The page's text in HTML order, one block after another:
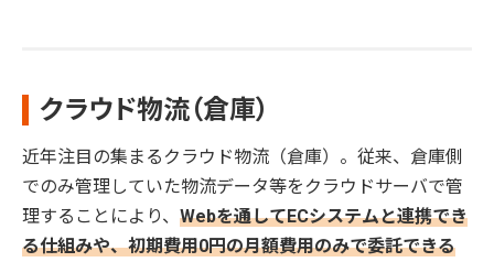
クラウド物流（倉庫）
近年注目の集まるクラウド物流（倉庫）。従来、倉庫側
でのみ管理していた物流データ等をクラウドサーバで管
理することにより、 Webを通してECシステムと連携でき
る仕組みや、初期費用0円の月額費用のみで委託できる